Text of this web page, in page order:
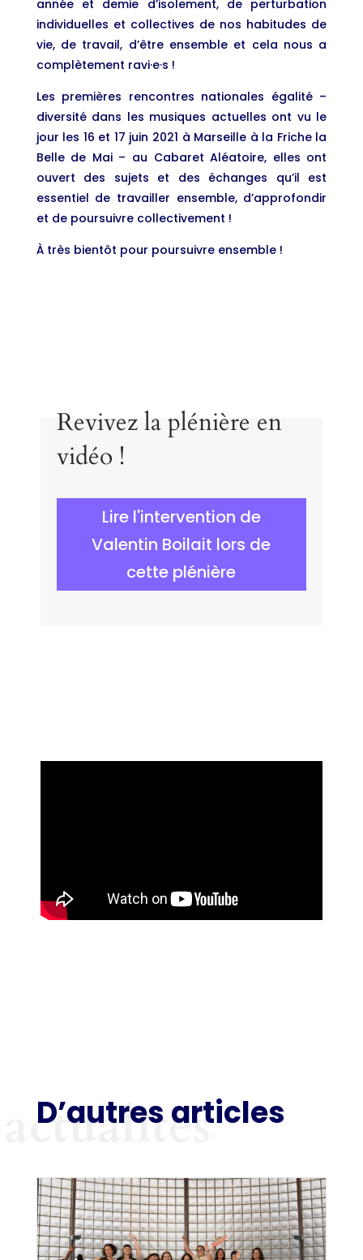
année et demie d’isolement, de perturbation
individuelles et collectives de nos habitudes de
vie, de travail, d’être ensemble et cela nous a
complètement ravi·e·s !
Les premières rencontres nationales égalité –
diversité dans les musiques actuelles ont vu le
jour les 16 et 17 juin 2021 à Marseille à la Friche la
Belle de Mai – au Cabaret Aléatoire, elles ont
ouvert des sujets et des échanges qu’il est
essentiel de travailler ensemble, d’approfondir
et de poursuivre collectivement !
À très bientôt pour poursuivre ensemble !
Revivez la plénière en
vidéo !
Lire l'intervention de
Valentin Boilait lors de
cette plénière
D’autres articles
actualités